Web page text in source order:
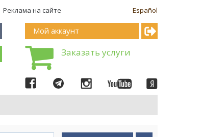
Español
Реклама на сайте
Мой аккаунт
Заказать услуги